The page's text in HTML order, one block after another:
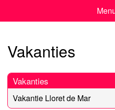
Vakanties
Vakanties
Vakantie Lloret de Mar